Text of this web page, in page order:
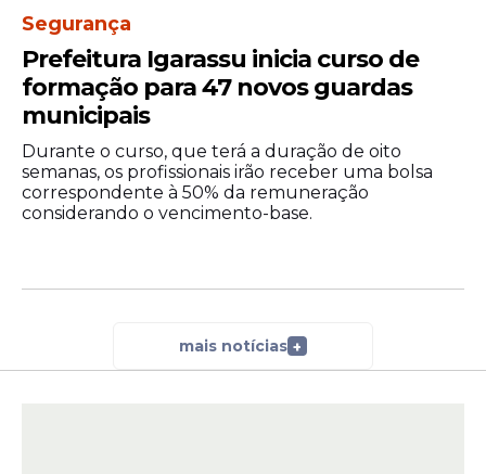
Segurança
Prefeitura Igarassu inicia curso de
formação para 47 novos guardas
municipais
Durante o curso, que terá a duração de oito
semanas, os profissionais irão receber uma bolsa
correspondente à 50% da remuneração
considerando o vencimento-base.
mais notícias +